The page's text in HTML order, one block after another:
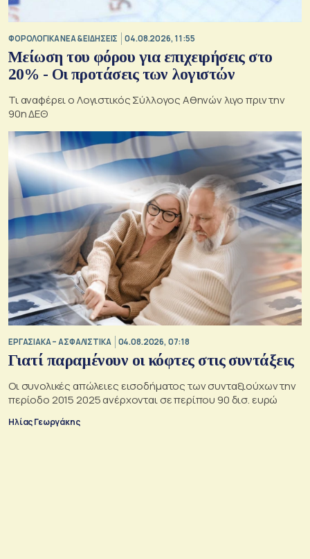
ΦΟΡΟΛΟΓΙΚΑ ΝΕΑ & EΙΔΗΣΕΙΣ 04.08.2026, 11:55
Μείωση του φόρου για επιχειρήσεις στο
20% - Οι προτάσεις των λογιστών
Τι αναφέρει ο Λογιστικός Σύλλογος Αθηνών λιγο πριν την
90η ΔΕΘ
ΕΡΓΑΣΙΑΚΑ – ΑΣΦΑΛΙΣΤΙΚΑ 04.08.2026, 07:18
Γιατί παραμένουν οι κόφτες στις συντάξεις
Οι συνολικές απώλειες εισοδήματος των συνταξιούχων την
περίοδο 2015 2025 ανέρχονται σε περίπου 90 δισ. ευρώ
Ηλίας Γεωργάκης